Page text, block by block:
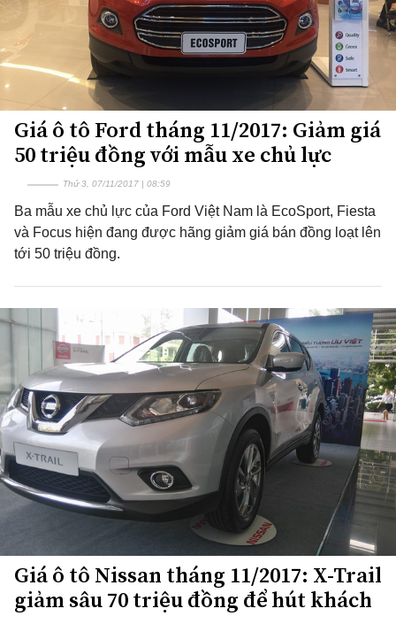
Giá ô tô Ford tháng 11/2017: Giảm giá
50 triệu đồng với mẫu xe chủ lực
Thứ 3, 07/11/2017 | 08:59
Ba mẫu xe chủ lực của Ford Việt Nam là EcoSport, Fiesta
và Focus hiện đang được hãng giảm giá bán đồng loạt lên
tới 50 triệu đồng.
Giá ô tô Nissan tháng 11/2017: X-Trail
giảm sâu 70 triệu đồng để hút khách